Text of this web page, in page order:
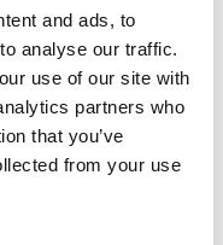
and ads, to
analyse our traffic.
use of our site with
partners who
that you’ve
from your use
udvikle deres
med deres